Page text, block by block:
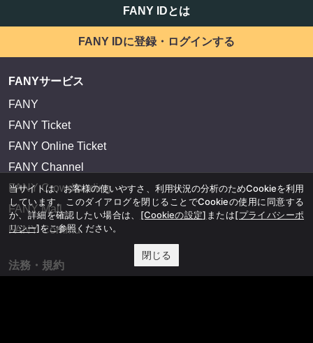
FANY IDとは
FANY IDに登録・ログインする
FANYサービス
FANY
FANY Ticket
FANY Online Ticket
FANY Channel
FANY Crowdfunding
FANY Mall
FANY Commu
法務・規約
当サイトは、お客様の使いやすさ、利用状況の分析のためCookieを利用
しています。このダイアログを閉じることでCookieの使用に同意する
か、詳細を確認したい場合は、 [Cookieの設定] または[プライバシーポ
リシー]をご参照ください。
閉じる